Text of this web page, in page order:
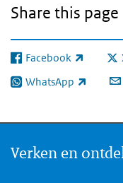
Share this page
Facebook
(link is external)
WhatsApp
(link is external)
Verken en